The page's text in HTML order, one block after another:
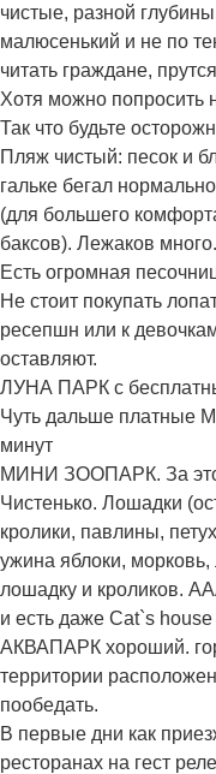
чистые, разной
малюсенький и не по
читать граждане,
Хотя можно попросить
Так что будьте
Пляж чистый: песок и
гальке бегал
(для большего
баксов). Лежаков
Есть огромная
Не стоит покупать
ресепшн или к
оставляют.
ЛУНА ПАРК с
Чуть дальше платные
минут
МИНИ ЗООПАРК. За это
Чистенько. Лошадки
кролики, павлины,
ужина яблоки, морковь,
лошадку и кроликов.
и есть даже Cat`s house
АКВАПАРК хороший.
территории
пообедать.
В первые дни как
ресторанах на гест